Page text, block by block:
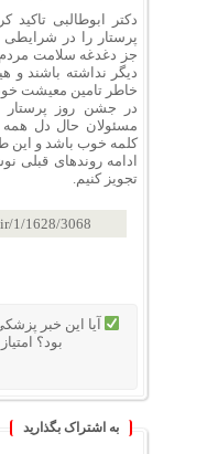
دکتر ابوطالبی تاکید
پرستار را در
جز دغدغه سلامت مردم
دیگر نداشته باشند و
خاطر تامین معیشت
در جشن روز پرستار
مسئولان حال دل همه
کلمه خوب باشد و این
ادامه روندهای قبلی
تجویز کنیم.
1/1628/3068
آیا این خبر
بود؟
به اشتراک بگذارید